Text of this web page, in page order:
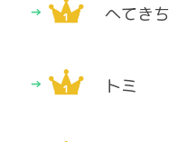
へてきち
トミ